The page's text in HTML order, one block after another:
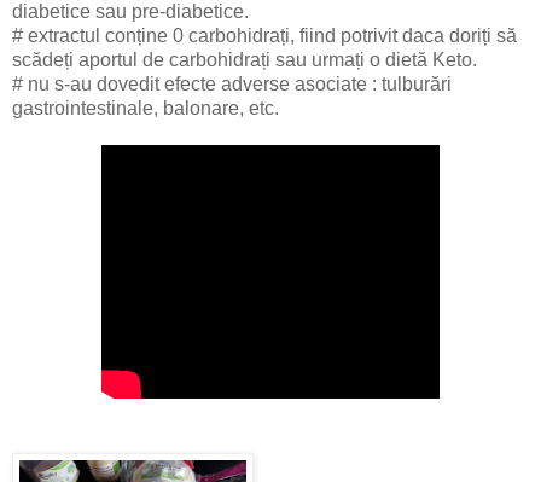
diabetice sau pre-diabetice.
# extractul conține 0 carbohidrați, fiind potrivit daca doriți să
scădeți aportul de carbohidrați sau urmați o dietă Keto.
# nu s-au dovedit efecte adverse asociate : tulburări
gastrointestinale, balonare, etc.